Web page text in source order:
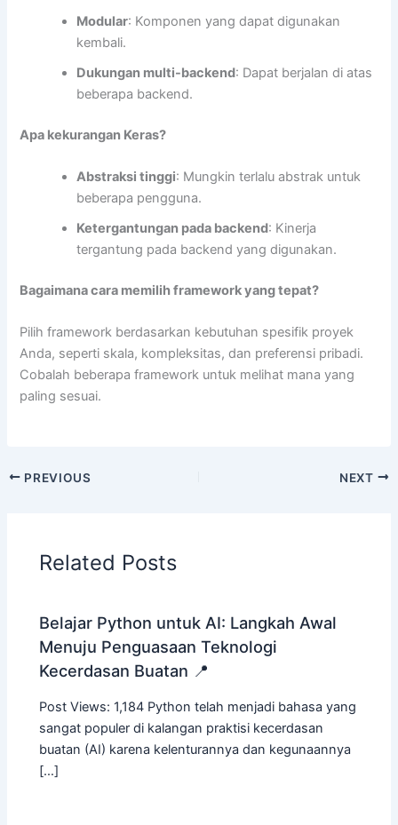
Modular: Komponen yang dapat digunakan
kembali.
Dukungan multi-backend: Dapat berjalan di atas
beberapa backend.
Apa kekurangan Keras?
Abstraksi tinggi: Mungkin terlalu abstrak untuk
beberapa pengguna.
Ketergantungan pada backend: Kinerja
tergantung pada backend yang digunakan.
Bagaimana cara memilih framework yang tepat?
Pilih framework berdasarkan kebutuhan spesifik proyek
Anda, seperti skala, kompleksitas, dan preferensi pribadi.
Cobalah beberapa framework untuk melihat mana yang
paling sesuai.
PREVIOUS NEXT
Related Posts
Belajar Python untuk AI: Langkah Awal
Menuju Penguasaan Teknologi
Kecerdasan Buatan 📍
Post Views: 1,184 Python telah menjadi bahasa yang
sangat populer di kalangan praktisi kecerdasan
buatan (AI) karena kelenturannya dan kegunaannya
[…]